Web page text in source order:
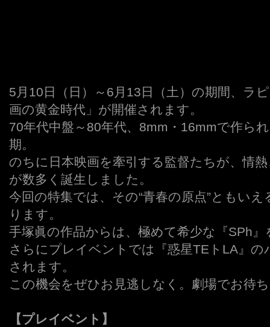
5月10日（日）～6月13日（土）の期間、ラ
画の黄金時代」が開催されます。
70年代中盤～80年代、8mm・16mmで作ら
期。
のちに日本映画を牽引する監督たちが、情
が数多く誕生しました。
今回の特集では、その“青春の原点”ともい
ります。
手塚眞の作品からは、極めて希少な『SPh』
さらにプレイベントでは『惑星TEトLA』
されます。
この機会をぜひお見逃しなく。劇場でお待
【プレイベント】